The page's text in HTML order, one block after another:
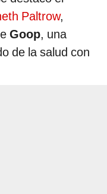
Paltrow,
Goop, una
de la salud con